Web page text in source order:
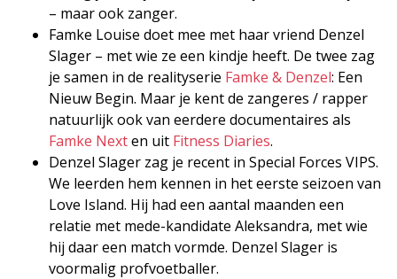
– maar ook zanger.
Famke Louise doet mee met haar vriend Denzel
Slager – met wie ze een kindje heeft. De twee zag
je samen in de realityserie Famke & Denzel: Een
Nieuw Begin. Maar je kent de zangeres / rapper
natuurlijk ook van eerdere documentaires als
Famke Nexten uit Fitness Diaries.
Denzel Slager zag je recent in Special Forces VIPS.
We leerden hem kennen in het eerste seizoen van
Love Island. Hij had een aantal maanden een
relatie met mede-kandidate Aleksandra, met wie
hij daar een match vormde. Denzel Slager is
voormalig profvoetballer.